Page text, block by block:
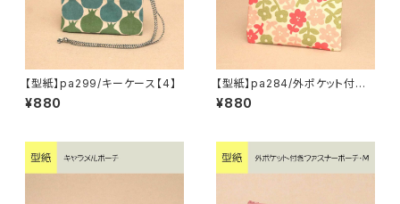
【型紙】pa299/キーケース【4】
¥880
【型紙】pa284/外ポケット付きフ
ァスナーポーチ・M【2】
¥880